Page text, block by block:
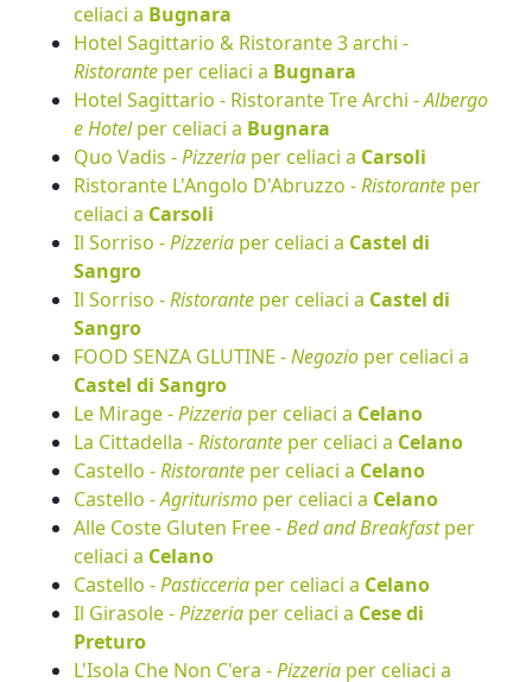
celiaci a Bugnara
Hotel Sagittario & Ristorante 3 archi -
Ristorante per celiaci a Bugnara
Hotel Sagittario - Ristorante Tre Archi -Albergo
e Hotelper celiaci a Bugnara
Quo Vadis -Pizzeria per celiaci a Carsoli
Ristorante L'Angolo D'Abruzzo -Ristorante per
celiaci a Carsoli
Il Sorriso -Pizzeria per celiaci a Castel di
Sangro
Il Sorriso -Ristorante per celiaci a Castel di
Sangro
FOOD SENZA GLUTINE -Negozio per celiaci a
Castel di Sangro
Le Mirage -Pizzeria per celiaci a Celano
La Cittadella -Ristorante per celiaci a Celano
Castello -Ristorante per celiaci a Celano
Castello -Agriturismo per celiaci a Celano
Alle Coste Gluten Free -Bed and Breakfastper
celiaci a Celano
Castello -Pasticceria per celiaci a Celano
Il Girasole -Pizzeria per celiaci a Cese di
Preturo
L'Isola Che Non C'era -Pizzeria per celiaci a